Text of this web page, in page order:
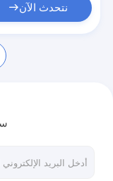
مقياس انعكاس
تسجيل مقياس
نتحدث الآن